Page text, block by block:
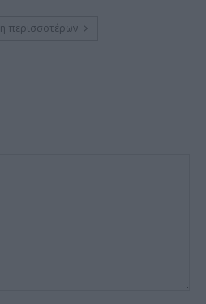
περισσοτέρων